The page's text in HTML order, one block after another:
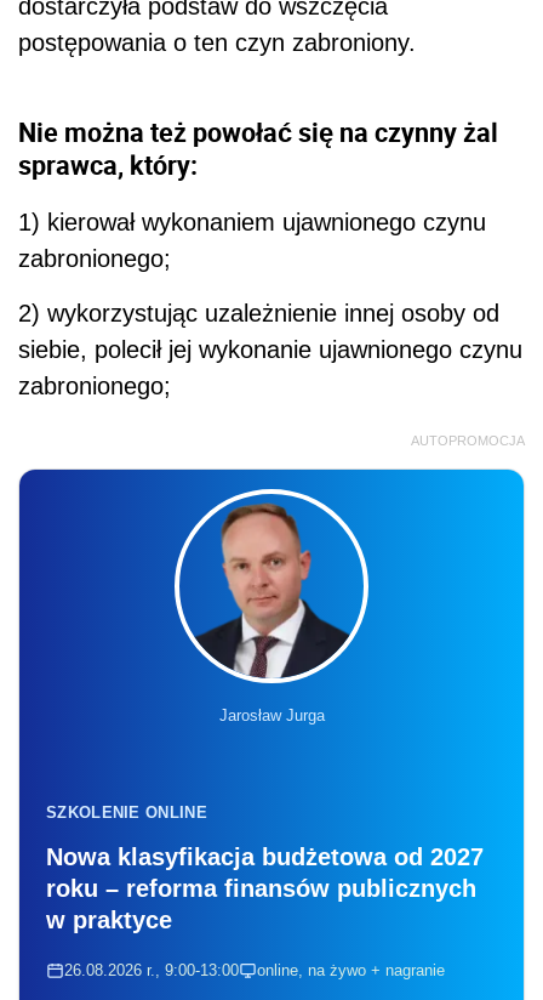
dostarczyła podstaw do wszczęcia
postępowania o ten czyn zabroniony.
Nie można też powołać się na czynny żal
sprawca, który:
1) kierował wykonaniem ujawnionego czynu
zabronionego;
2) wykorzystując uzależnienie innej osoby od
siebie, polecił jej wykonanie ujawnionego czynu
zabronionego;
AUTOPROMOCJA
Jarosław Jurga
SZKOLENIE ONLINE
Nowa klasyfikacja budżetowa od 2027
roku – reforma finansów publicznych
w praktyce
26.08.2026 r., 9:00-13:00 online, na żywo + nagranie